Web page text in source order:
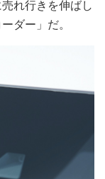
れ行きを伸ばし
ダー」だ。